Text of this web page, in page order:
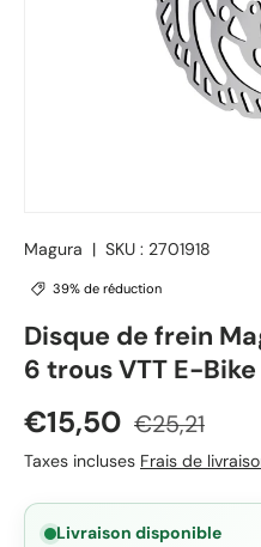
Magura | SKU : 2701918
39% de réduction
Disque de frein
6 trous VTT E-Bike
Prix soldé
€15,50 Prix habituel
€25,21
Taxes incluses Frais de
Livraison disponible